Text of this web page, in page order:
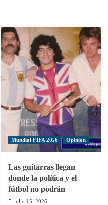
Lo
dejaron
todo
para
las
semifinales
de
Libertadores
Mundial FIFA 2026 Opinión
Las guitarras llegan
donde la política y el
fútbol no podrán
julio 15, 2026